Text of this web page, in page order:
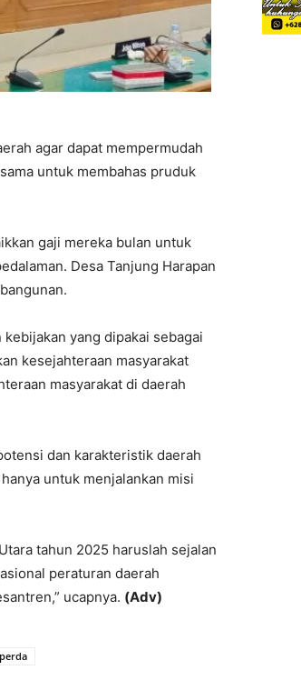
agar dapat mempermudah
untuk membahas pruduk
gaji mereka bulan untuk
Desa Tanjung Harapan
yang dipakai sebagai
kesejahteraan masyarakat
masyarakat di daerah
dan karakteristik daerah
untuk menjalankan misi
tahun 2025 haruslah sejalan
peraturan daerah
ucapnya. (Adv)